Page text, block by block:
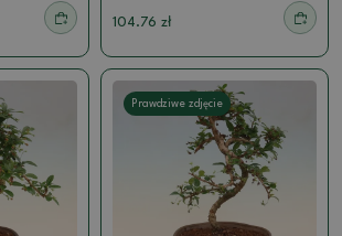
104.76 zł
Prawdziwe zdjęcie